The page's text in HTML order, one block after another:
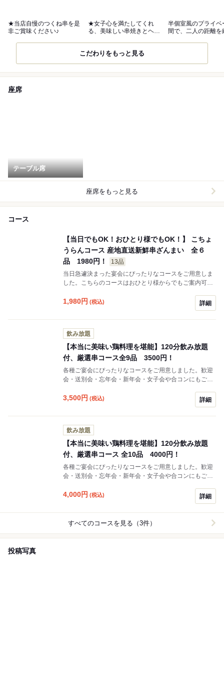
★当店自慢のつくね串を是
非ご賞味ください♪
★女子心を満たしてくれ
る、美味しい串焼きとヘル
半個室風のプライベ
間で、二人の距離を
こだわりをもっと見る
座席
テーブル席
座席をもっと見る
コース
【当日でもOK！おひとり様でもOK！】 こちょ
うらんコース 産地直送新鮮串ざんまい 全６
品 1980円！
13品
当日急遽決まった宴会にぴったりなコースをご用意しま
した。こちらのコースはおひとり様からでもご案内可能
1,980円 (税込) 詳細
飲み放題
【本当に美味い鶏料理を堪能】120分飲み放題
付、厳選串コース全9品 3500円！
各種ご宴会にぴったりなコースをご用意しました。歓迎
会・送別会・忘年会・新年会・女子会や合コンにもご利
3,500円 (税込) 詳細
飲み放題
【本当に美味い鶏料理を堪能】120分飲み放題
付、厳選串コース 全10品 4000円！
各種ご宴会にぴったりなコースをご用意しました。歓迎
会・送別会・忘年会・新年会・女子会や合コンにもご利
4,000円 (税込) 詳細
すべてのコースを見る（3件）
投稿写真